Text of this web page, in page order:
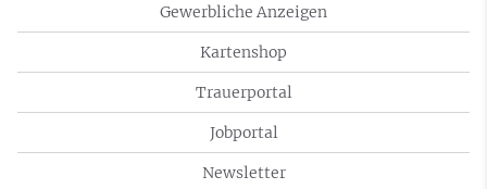
Gewerbliche Anzeigen
Kartenshop
Trauerportal
Jobportal
Newsletter